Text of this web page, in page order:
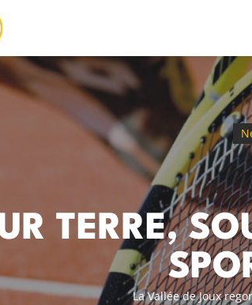
TERRE,
La Vallée de Joux